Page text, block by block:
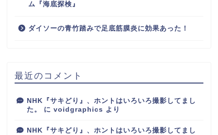
ム『海底探検』
ダイソーの青竹踏みで足底筋膜炎に効果あった！
最近のコメント
NHK『サキどり』、ホントはいろいろ撮影してまし
た。
に voidgraphics より
NHK『サキどり』、ホントはいろいろ撮影してまし